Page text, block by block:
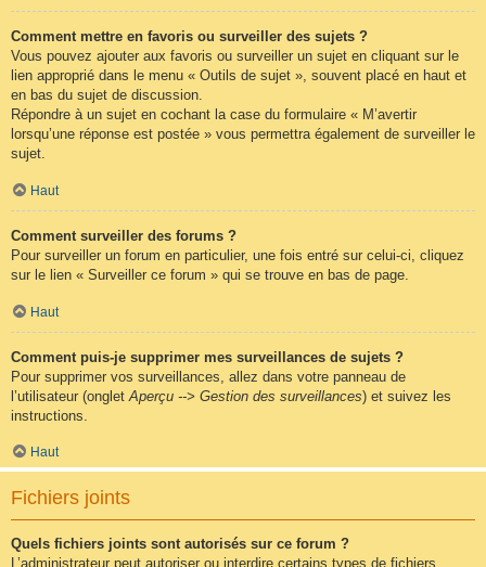
Comment mettre en favoris ou surveiller des sujets ?
Vous pouvez ajouter aux favoris ou surveiller un sujet en cliquant sur le
lien approprié dans le menu « Outils de sujet », souvent placé en haut et
en bas du sujet de discussion.
Répondre à un sujet en cochant la case du formulaire « M’avertir
lorsqu’une réponse est postée » vous permettra également de surveiller le
sujet.
Haut
Comment surveiller des forums ?
Pour surveiller un forum en particulier, une fois entré sur celui-ci, cliquez
sur le lien « Surveiller ce forum » qui se trouve en bas de page.
Haut
Comment puis-je supprimer mes surveillances de sujets ?
Pour supprimer vos surveillances, allez dans votre panneau de
l’utilisateur (onglet Aperçu --> Gestion des surveillances) et suivez les
instructions.
Haut
Fichiers joints
Quels fichiers joints sont autorisés sur ce forum ?
L’administrateur peut autoriser ou interdire certains types de fichiers